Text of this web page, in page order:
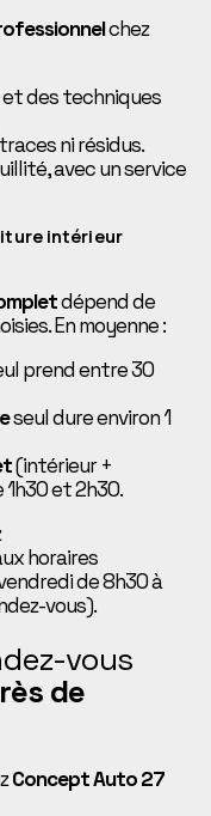
chez
et des techniques
ni résidus.
avec un service
intérieur
dépend de
En moyenne :
prend entre 30
seul dure environ 1
(intérieur +
et 2h30.
horaires
de 8h30 à
vous).
vous
de
Concept Auto 27